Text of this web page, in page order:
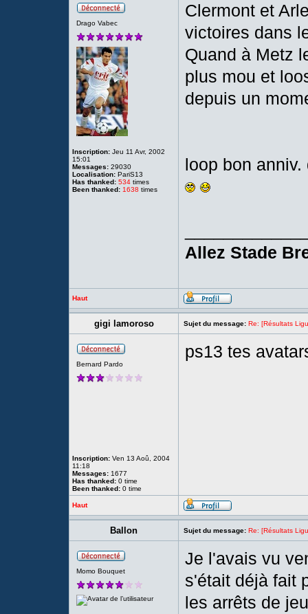
Drago Vabec
Inscription: Jeu 11 Avr, 2002
15:01
Messages: 29030
Localisation: PariS13
Has thanked: 534 times
Been thanked: 1638 times
Clermont et
victoires dans
Quand à Metz
plus mou et
depuis un
loop bon
Allez Stade
Haut
gigi lamoroso Sujet du message: Re: [Résultats
Bernard Pardo
Inscription: Ven 13 Aoû, 2004
11:18
Messages: 1677
Has thanked: 0 time
Been thanked: 0 time
ps13 tes
Haut
Ballon Sujet du message: Re: [Résultats
Momo Bouquet
Je l'avais vu
s'était déjà fait
les arrêts de